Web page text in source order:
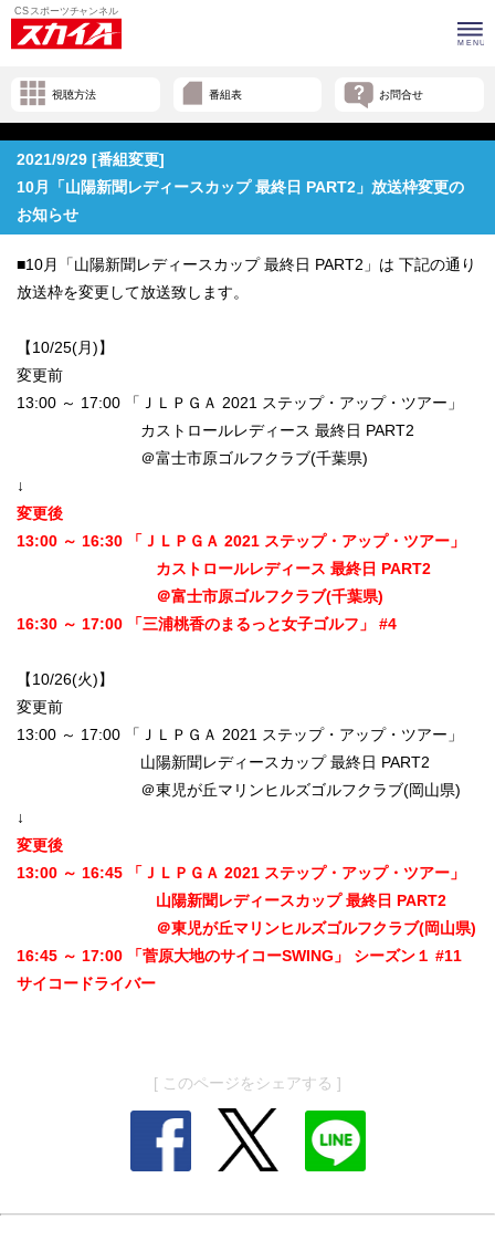
視聴方法 番組表 お問合せ
2021/9/29 [番組変更]
10月「山陽新聞レディースカップ 最終日 PART2」放送枠変更の
お知らせ
■10月「山陽新聞レディースカップ 最終日 PART2」は 下記の通り
放送枠を変更して放送致します。
【10/25(月)】
変更前
13:00 ～ 17:00 「ＪＬＰＧＡ 2021 ステップ・アップ・ツアー」
カストロールレディース 最終日 PART2
＠富士市原ゴルフクラブ(千葉県)
↓
変更後
13:00 ～ 16:30 「ＪＬＰＧＡ 2021 ステップ・アップ・ツアー」
カストロールレディース 最終日 PART2
＠富士市原ゴルフクラブ(千葉県)
16:30 ～ 17:00 「三浦桃香のまるっと女子ゴルフ」 #4
【10/26(火)】
変更前
13:00 ～ 17:00 「ＪＬＰＧＡ 2021 ステップ・アップ・ツアー」
山陽新聞レディースカップ 最終日 PART2
＠東児が丘マリンヒルズゴルフクラブ(岡山県)
↓
変更後
13:00 ～ 16:45 「ＪＬＰＧＡ 2021 ステップ・アップ・ツアー」
山陽新聞レディースカップ 最終日 PART2
＠東児が丘マリンヒルズゴルフクラブ(岡山県)
16:45 ～ 17:00 「菅原大地のサイコーSWING」 シーズン１ #11
サイコードライバー
[ このページをシェアする ]